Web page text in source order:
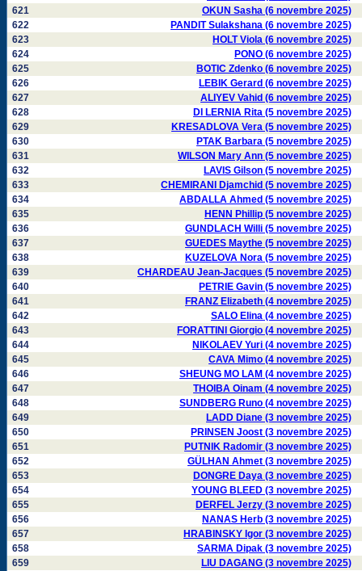
621
OKUN Sasha (6 novembre 2025)
622
PANDIT Sulakshana (6 novembre 2025)
623
HOLT Viola (6 novembre 2025)
624
PONO (6 novembre 2025)
625
BOTIC Zdenko (6 novembre 2025)
626
LEBIK Gerard (6 novembre 2025)
627
ALIYEV Vahid (6 novembre 2025)
628
DI LERNIA Rita (5 novembre 2025)
629
KRESADLOVA Vera (5 novembre 2025)
630
PTAK Barbara (5 novembre 2025)
631
WILSON Mary Ann (5 novembre 2025)
632
LAVIS Gilson (5 novembre 2025)
633
CHEMIRANI Djamchid (5 novembre 2025)
634
ABDALLA Ahmed (5 novembre 2025)
635
HENN Phillip (5 novembre 2025)
636
GUNDLACH Willi (5 novembre 2025)
637
GUEDES Maythe (5 novembre 2025)
638
KUZELOVA Nora (5 novembre 2025)
639
CHARDEAU Jean-Jacques (5 novembre 2025)
640
PETRIE Gavin (5 novembre 2025)
641
FRANZ Elizabeth (4 novembre 2025)
642
SALO Elina (4 novembre 2025)
643
FORATTINI Giorgio (4 novembre 2025)
644
NIKOLAEV Yuri (4 novembre 2025)
645
CAVA Mimo (4 novembre 2025)
646
SHEUNG MO LAM (4 novembre 2025)
647
THOIBA Oinam (4 novembre 2025)
648
SUNDBERG Runo (4 novembre 2025)
649
LADD Diane (3 novembre 2025)
650
PRINSEN Joost (3 novembre 2025)
651
PUTNIK Radomir (3 novembre 2025)
652
GÜLHAN Ahmet (3 novembre 2025)
653
DONGRE Daya (3 novembre 2025)
654
YOUNG BLEED (3 novembre 2025)
655
DERFEL Jerzy (3 novembre 2025)
656
NANAS Herb (3 novembre 2025)
657
HRABINSKY Igor (3 novembre 2025)
658
SARMA Dipak (3 novembre 2025)
659
LIU DAGANG (3 novembre 2025)